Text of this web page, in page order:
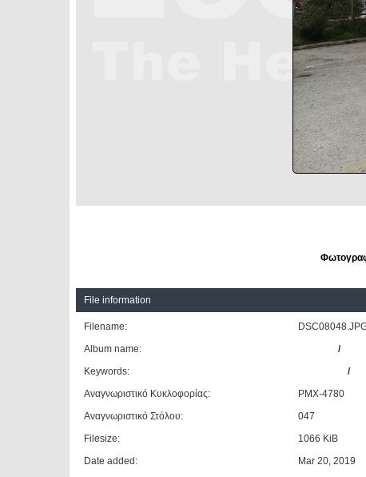
File information
Filename:
Album name:
/
Keywords:
/
Αναγνωριστικό Κυκλοφορίας:
ΡΜΧ-4780
Αναγνωριστικό Στόλου:
047
Filesize:
1066 KiB
Date added:
Mar 20, 2019